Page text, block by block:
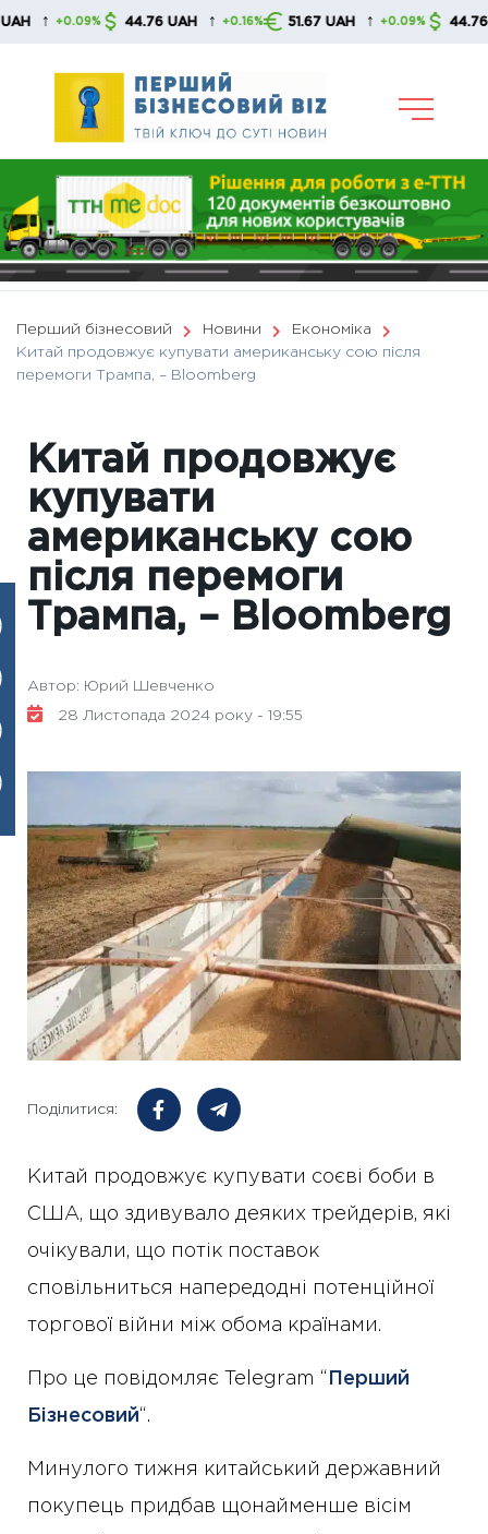
Skip
+0.09% 44.76 UAH ↑ +0.16% 51.67 UAH ↑ +0.09% 44.76 UAH ↑
Перший бізнесовий Новини
Економіка
Китай продовжує купувати американську сою після
перемоги Трампа, – Bloomberg
Китай продовжує
купувати
американську сою
після перемоги
Трампа, – Bloomberg
Автор: Юрий Шевченко
28 Листопада 2024 року - 19:55
Поділитися:
Китай продовжує купувати соєві боби в
США, що здивувало деяких трейдерів, які
очікували, що потік поставок
сповільниться напередодні потенційної
торгової війни між обома країнами.
Про це повідомляє Telegram “ Перший
Бізнесовий“.
Минулого тижня китайський державний
покупець придбав щонайменше вісім